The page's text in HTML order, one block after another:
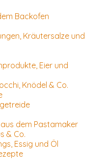
Backofen
Kräutersalze und
Eier und
Knödel & Co.
dem Pastamaker
& Co.
Essig und Öl